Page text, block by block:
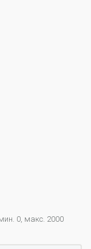
0, макс. 2000